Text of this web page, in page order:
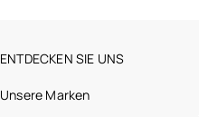
ENTDECKEN SIE UNS
Unsere Marken